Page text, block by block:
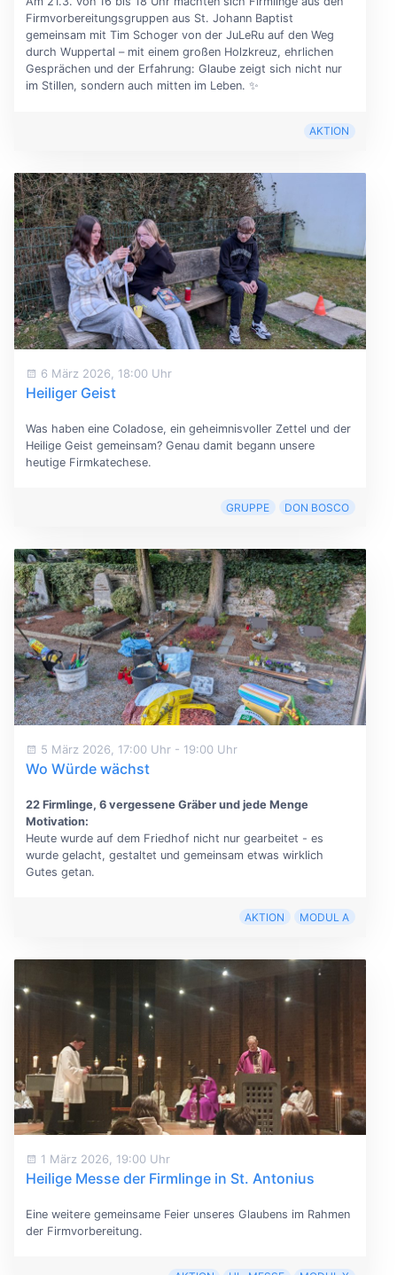
Firmvorbereitungsgruppen aus St. Johann Baptist
gemeinsam mit Tim Schoger von der JuLeRu auf den Weg
durch Wuppertal – mit einem großen Holzkreuz, ehrlichen
Gesprächen und der Erfahrung: Glaube zeigt sich nicht nur
im Stillen, sondern auch mitten im Leben. ✨
AKTION
6 März 2026, 18:00 Uhr
Heiliger Geist
Was haben eine Coladose, ein geheimnisvoller Zettel und der
Heilige Geist gemeinsam? Genau damit begann unsere
heutige Firmkatechese.
GRUPPE DON BOSCO
5 März 2026, 17:00 Uhr - 19:00 Uhr
Wo Würde wächst
22 Firmlinge, 6 vergessene Gräber und jede Menge
Motivation:
Heute wurde auf dem Friedhof nicht nur gearbeitet - es
wurde gelacht, gestaltet und gemeinsam etwas wirklich
Gutes getan.
AKTION MODUL A
1 März 2026, 19:00 Uhr
Heilige Messe der Firmlinge in St. Antonius
Eine weitere gemeinsame Feier unseres Glaubens im Rahmen
der Firmvorbereitung.